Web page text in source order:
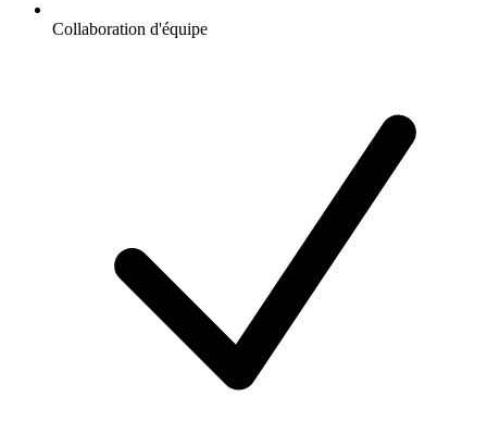
Collaboration d'équipe